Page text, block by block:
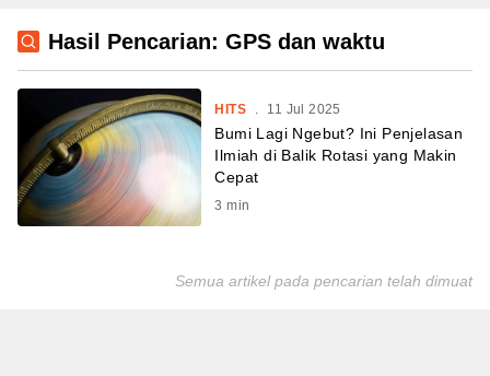
Hasil Pencarian: GPS dan waktu
HITS . 11 Jul 2025
Bumi Lagi Ngebut? Ini Penjelasan
Ilmiah di Balik Rotasi yang Makin
Cepat
3 min
Semua artikel pada pencarian telah dimuat